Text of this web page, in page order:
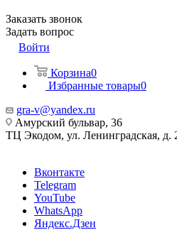
Заказать звонок
Задать вопрос
Войти
Корзина0
Избранные товары0
gra-v@yandex.ru
Амурский бульвар, 36
ТЦ Экодом, ул. Ленинградская, д.
Вконтакте
Telegram
YouTube
WhatsApp
Яндекс.Дзен